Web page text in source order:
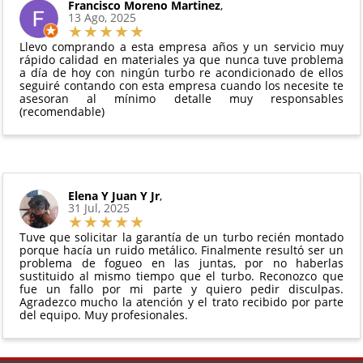
Todas nuestras garantías cumplen con la legislación
vigente. Consulta nuestras
para más información.
El productono debe haber sido montado ni
manipulado
Debe devolverse en su
perfectas condiciones
Francisco Moreno Martinez,
13 Ago, 2025
Llevo comprando a esta empresa años y un servicio muy
rápido calidad en materiales ya que nunca tuve problema
a día de hoy con ningún turbo re acondicionado de ellos
seguiré contando con esta empresa cuando los necesite te
asesoran al mínimo detalle muy responsables
(recomendable)
Elena Y Juan Y Jr,
31 Jul, 2025
Tuve que solicitar la garantía de un turbo recién montado
porque hacía un ruido metálico. Finalmente resultó ser un
problema de fogueo en las juntas, por no haberlas
sustituido al mismo tiempo que el turbo. Reconozco que
fue un fallo por mi parte y quiero pedir disculpas.
Agradezco mucho la atención y el trato recibido por parte
del equipo. Muy profesionales.